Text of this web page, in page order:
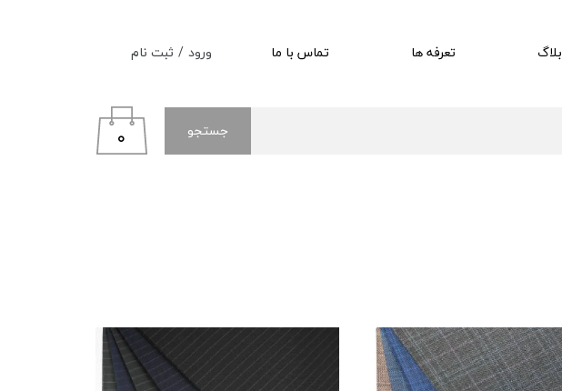
ورود / ثبت نام
تغییر گذر واژه
سفارشات
بلاگ تعرفه ها تماس با ما
جستجو ۰